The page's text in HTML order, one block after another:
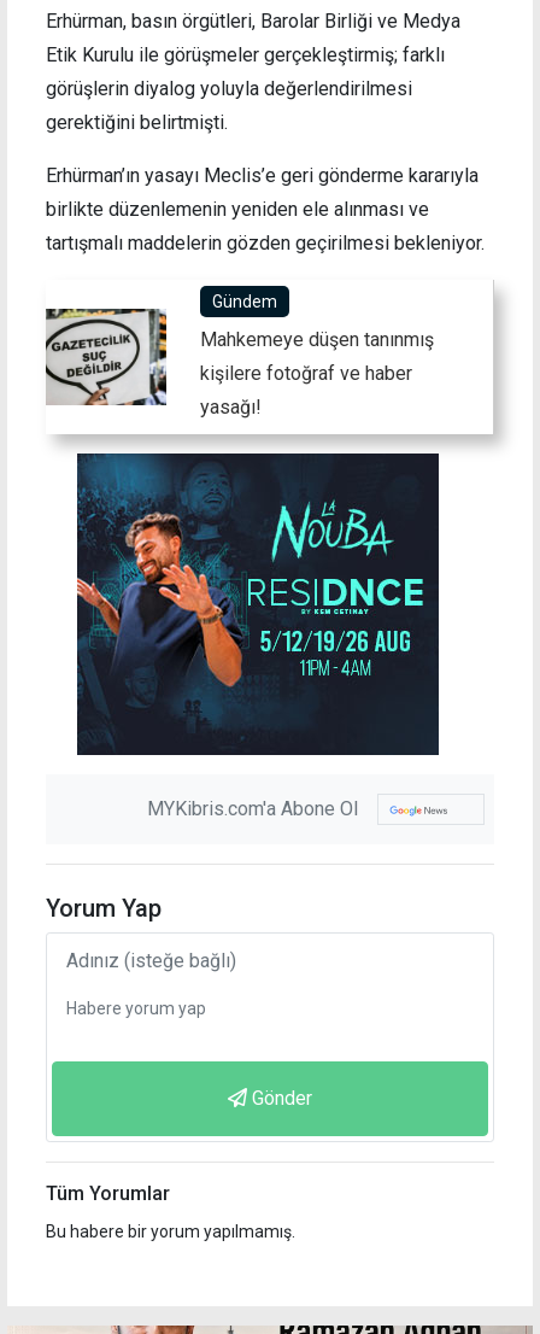
Erhürman, basın örgütleri, Barolar Birliği ve Medya
Etik Kurulu ile görüşmeler gerçekleştirmiş; farklı
görüşlerin diyalog yoluyla değerlendirilmesi
gerektiğini belirtmişti.
Erhürman’ın yasayı Meclis’e geri gönderme kararıyla
birlikte düzenlemenin yeniden ele alınması ve
tartışmalı maddelerin gözden geçirilmesi bekleniyor.
Gündem
Mahkemeye düşen tanınmış
kişilere fotoğraf ve haber
yasağı!
MYKibris.com'a Abone Ol
Yorum Yap
Gönder
Tüm Yorumlar
Bu habere bir yorum yapılmamış.